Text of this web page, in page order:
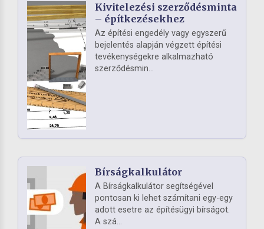
Kivitelezési szerződésminta
– építkezésekhez
Az építési engedély vagy egyszerű
bejelentés alapján végzett építési
tevékenységekre alkalmazható
szerződésmin...
Bírságkalkulátor
A Bírságkalkulátor segítségével
pontosan ki lehet számítani egy-egy
adott esetre az építésügyi bírságot.
A szá...